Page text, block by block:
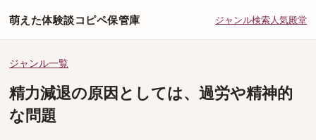
萌えた体験談コピペ保管庫 ジャンル検索人気殿堂
ジャンル一覧
精力減退の原因としては、過労や精神的
な問題